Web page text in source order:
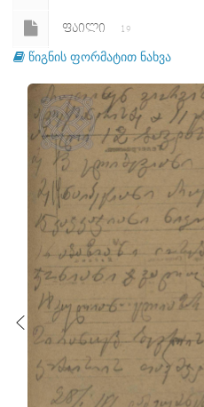
ᲤᲐᲘᲚᲘ 19
ᲤᲐᲘᲚᲘ 20
ᲤᲐᲘᲚᲘ 21
ᲤᲐᲘᲚᲘ 22
ᲤᲐᲘᲚᲘ 23
ᲤᲐᲘᲚᲘ
ᲤᲐᲘᲚᲘ 25
ᲤᲐᲘᲚᲘ 26
ᲤᲐᲘᲚᲘ
ᲤᲐᲘᲚᲘ
ᲤᲐᲘᲚᲘ
წიგნის ფორმატით ნახვა